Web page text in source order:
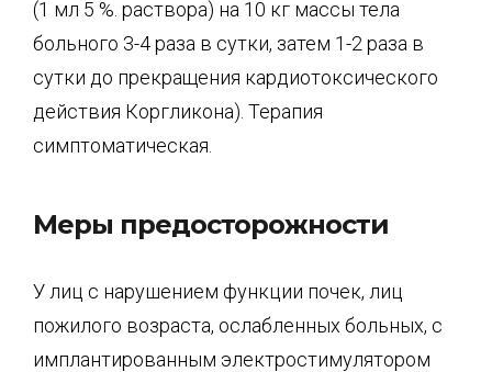
(1 мл 5 %. раствора) на 10 кг массы тела
больного 3-4 раза в сутки, затем 1-2 раза в
сутки до прекращения кардиотоксического
действия Коргликона). Терапия
симптоматическая.
Меры предосторожности
У лиц с нарушением функции почек, лиц
пожилого возраста, ослабленных больных, с
имплантированным электростимулятором